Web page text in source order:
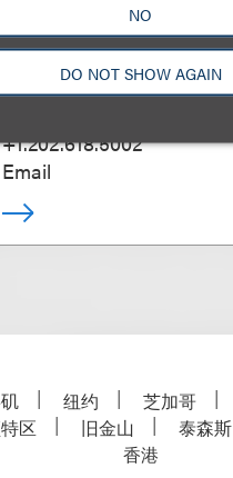
NO
DO NOT SHOW AGAIN
Neil Lefkowitz
合伙人
+1.202.618.5002
Email
纽约 芝加哥
区
旧金山 泰森斯
香港